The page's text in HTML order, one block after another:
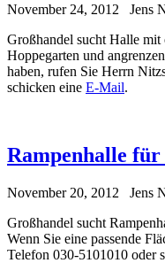
November 24, 2012
Jens
Großhandel sucht Halle
Hoppegarten und
haben, rufen Sie Herrn
schicken eine E-Mail.
Rampenhalle
November 20, 2012
Jens
Großhandel sucht
Wenn Sie eine passende
Telefon 030-5101010 oder